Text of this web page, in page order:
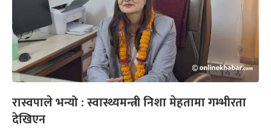
रास्वपाले भन्यो : स्वास्थ्यमन्त्री निशा मेहतामा गम्भीरता
देखिएन